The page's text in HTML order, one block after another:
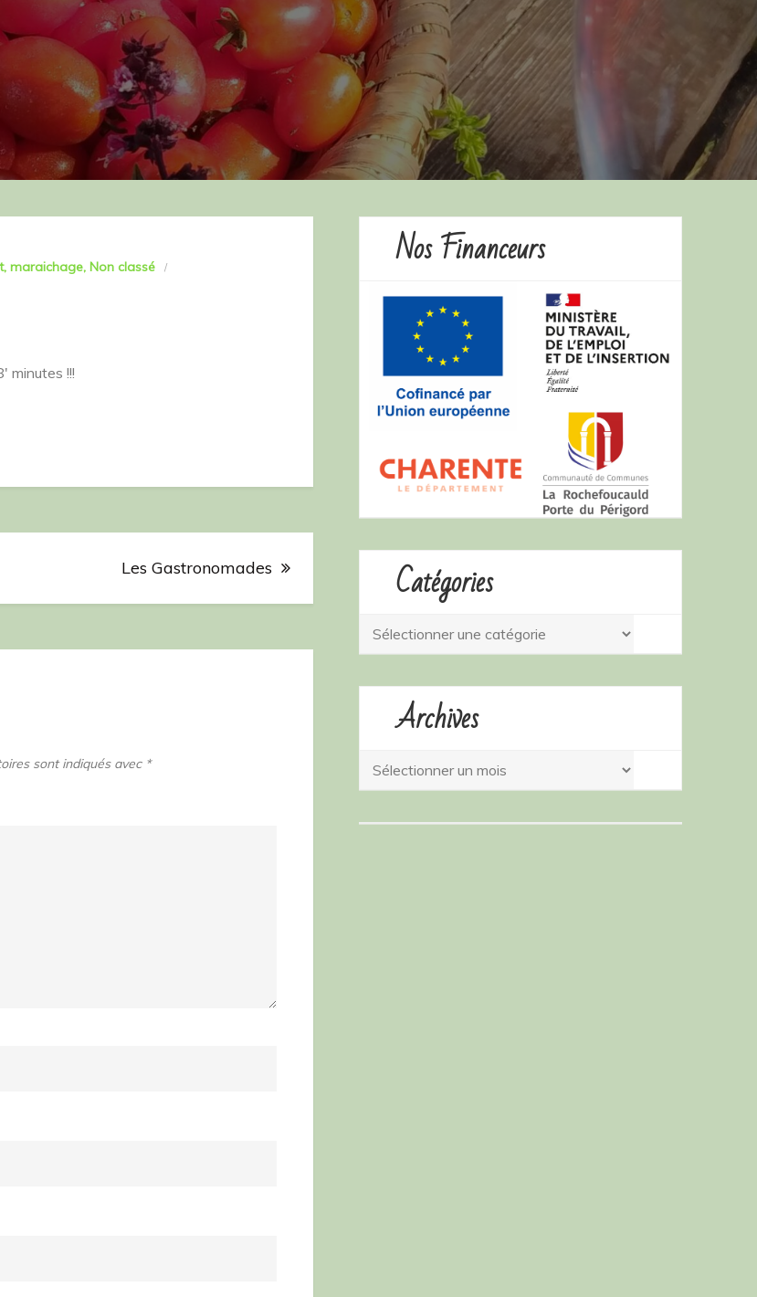
maraichage Non classé
minutes !!!
Les Gastronomades
sont indiqués avec *
Nos Financeurs
Catégories
Catégories
Archives
Archives